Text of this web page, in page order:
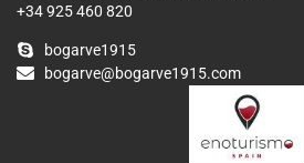
+34 925 460 820
bogarve1915
bogarve@bogarve1915.com